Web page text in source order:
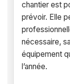
chantier est
prévoir. Elle
nécessaire,
équipement
l’année.